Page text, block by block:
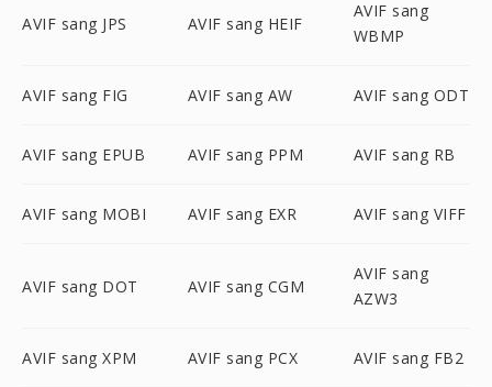
AVIF sang JPS AVIF sang HEIF
AVIF sang
WBMP
AVIF sang FIG AVIF sang AW AVIF sang ODT
AVIF sang EPUB AVIF sang PPM AVIF sang RB
AVIF sang MOBI AVIF sang EXR AVIF sang VIFF
AVIF sang DOT AVIF sang CGM
AVIF sang
AZW3
AVIF sang XPM AVIF sang PCX AVIF sang FB2